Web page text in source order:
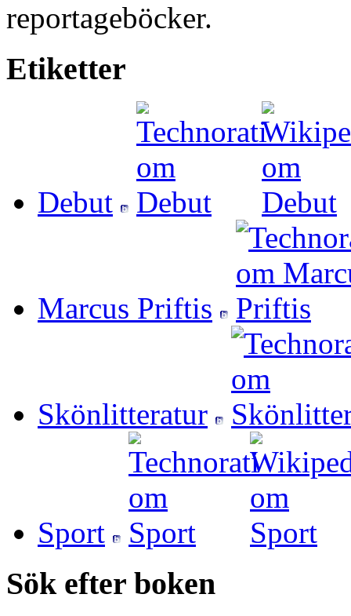
reportageböcker.
Etiketter
Debut
Marcus Priftis
Skönlitteratur
Sport
Sök efter boken